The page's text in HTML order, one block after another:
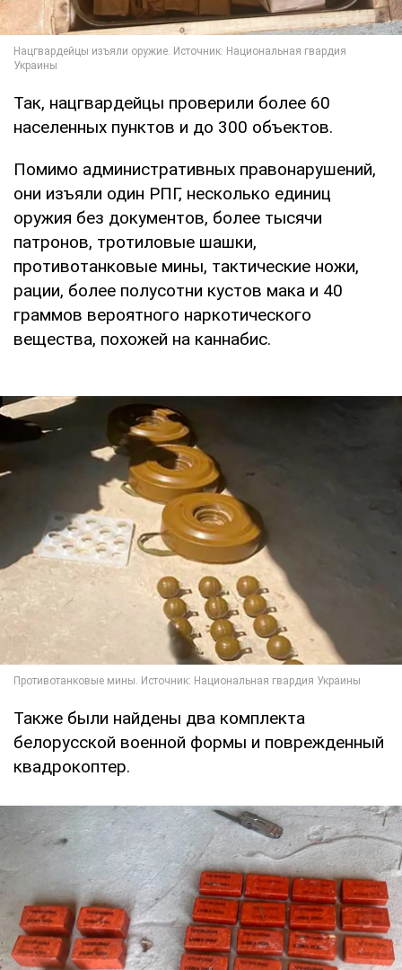
Так, нацгвардейцы проверили более 60
населенных пунктов и до 300 объектов.
Помимо административных правонарушений,
они изъяли один РПГ, несколько единиц
оружия без документов, более тысячи
патронов, тротиловые шашки,
противотанковые мины, тактические ножи,
рации, более полусотни кустов мака и 40
граммов вероятного наркотического
вещества, похожей на каннабис.
Также были найдены два комплекта
белорусской военной формы и поврежденный
квадрокоптер.